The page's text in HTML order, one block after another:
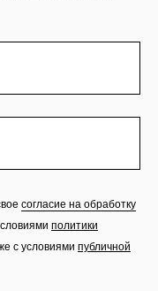
согласие на обработку
политики
с условиями публичной